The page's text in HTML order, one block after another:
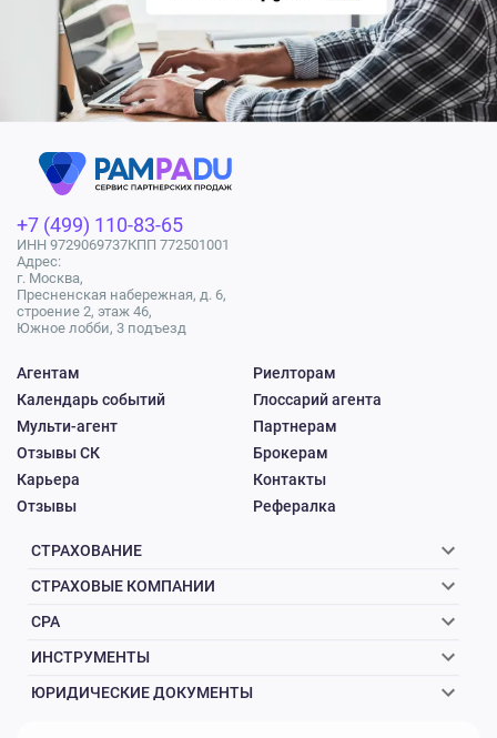
+7 (499) 110-83-65
ИНН 9729069737КПП 772501001
Адрес:
г. Москва,
Пресненская набережная, д. 6,
строение 2, этаж 46,
Южное лобби, 3 подъезд
Агентам
Риелторам
Календарь событий
Глоссарий агента
Мульти-агент
Партнерам
Отзывы СК
Брокерам
Карьера
Контакты
Отзывы
Рефералка
СТРАХОВАНИЕ
СТРАХОВЫЕ КОМПАНИИ
CPA
ИНСТРУМЕНТЫ
ЮРИДИЧЕСКИЕ ДОКУМЕНТЫ